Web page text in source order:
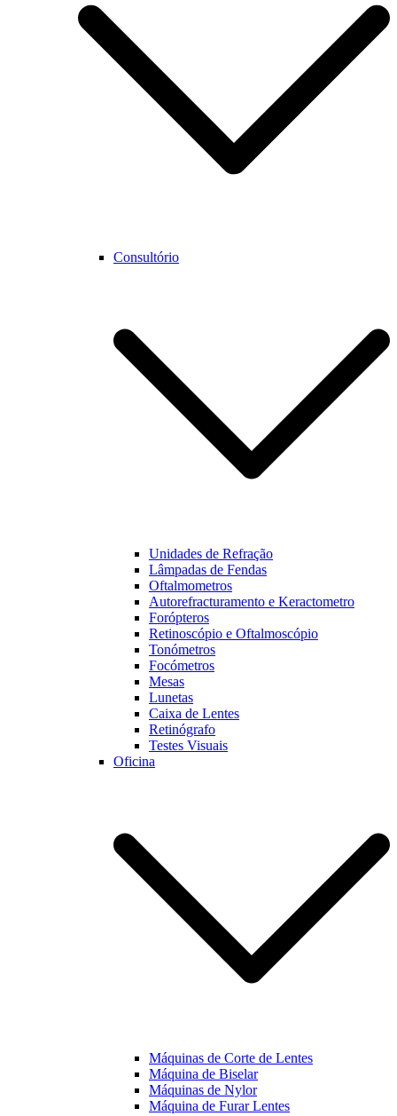
Consultório
Unidades de Refração
Lâmpadas de Fendas
Oftalmometros
Autorefracturamento e Keractometro
Forópteros
Retinoscópio e Oftalmoscópio
Tonómetros
Focómetros
Mesas
Lunetas
Caixa de Lentes
Retinógrafo
Testes Visuais
Oficina
Máquinas de Corte de Lentes
Máquina de Biselar
Máquinas de Nylor
Máquina de Furar Lentes